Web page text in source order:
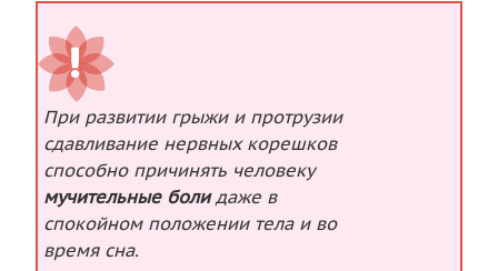
При развитии грыжи и протрузии
сдавливание нервных корешков
способно причинять человеку
мучительные болидаже в
спокойном положении тела и во
время сна.